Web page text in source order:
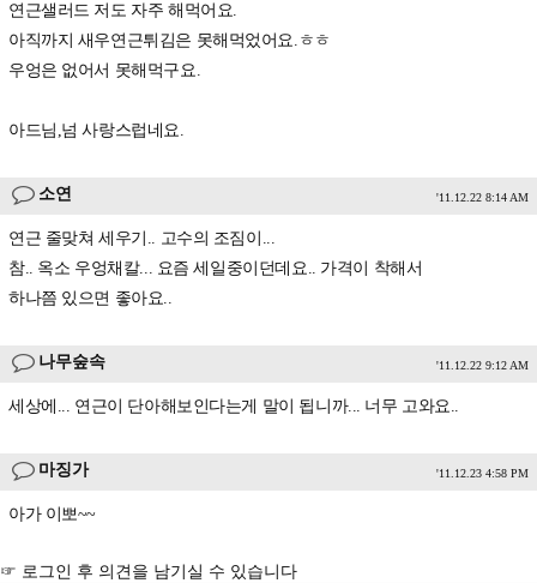
연근샐러드 저도 자주 해먹어요.
아직까지 새우연근튀김은 못해먹었어요.ㅎㅎ
우엉은 없어서 못해먹구요.
아드님,넘 사랑스럽네요.
소연 '11.12.22 8:14 AM
연근 줄맞쳐 세우기.. 고수의 조짐이...
참.. 옥소 우엉채칼... 요즘 세일중이던데요.. 가격이 착해서
하나쯤 있으면 좋아요..
나무숲속 '11.12.22 9:12 AM
세상에... 연근이 단아해보인다는게 말이 됩니까... 너무 고와요..
마징가 '11.12.23 4:58 PM
아가 이뽀~~
☞ 로그인 후 의견을 남기실 수 있습니다